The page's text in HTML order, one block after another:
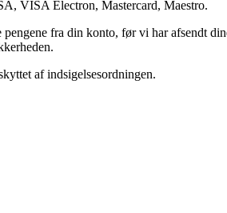
VISA Electron, Mastercard, Maestro.
fra din konto, før vi har afsendt
af indsigelsesordningen.